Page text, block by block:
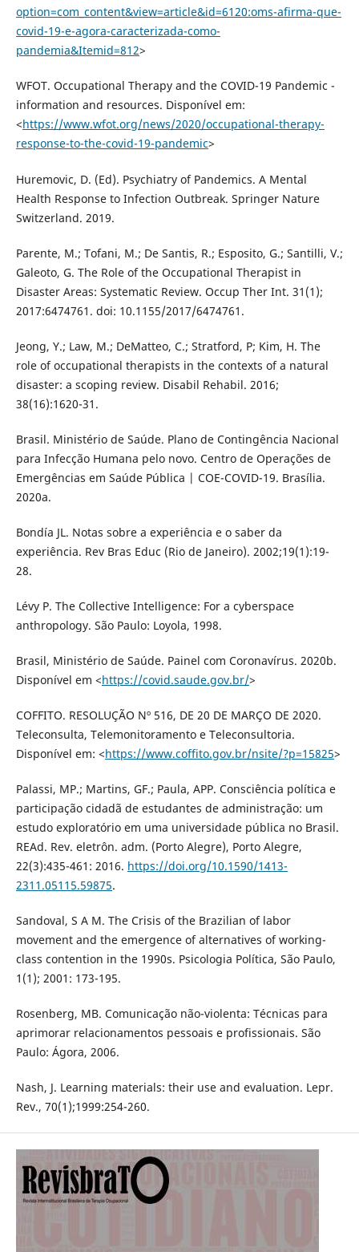
option=com_content&view=article&id=6120:oms-afirma-que-
covid-19-e-agora-caracterizada-como-
pandemia&Itemid=812>
WFOT. Occupational Therapy and the COVID-19 Pandemic -
information and resources. Disponível em:
<https://www.wfot.org/news/2020/occupational-therapy-
response-to-the-covid-19-pandemic>
Huremovic, D. (Ed). Psychiatry of Pandemics. A Mental
Health Response to Infection Outbreak. Springer Nature
Switzerland. 2019.
Parente, M.; Tofani, M.; De Santis, R.; Esposito, G.; Santilli, V.;
Galeoto, G. The Role of the Occupational Therapist in
Disaster Areas: Systematic Review. Occup Ther Int. 31(1);
2017:6474761. doi: 10.1155/2017/6474761.
Jeong, Y.; Law, M.; DeMatteo, C.; Stratford, P; Kim, H. The
role of occupational therapists in the contexts of a natural
disaster: a scoping review. Disabil Rehabil. 2016;
38(16):1620-31.
Brasil. Ministério de Saúde. Plano de Contingência Nacional
para Infecção Humana pelo novo. Centro de Operações de
Emergências em Saúde Pública | COE-COVID-19. Brasília.
2020a.
Bondía JL. Notas sobre a experiência e o saber da
experiência. Rev Bras Educ (Rio de Janeiro). 2002;19(1):19-
28.
Lévy P. The Collective Intelligence: For a cyberspace
anthropology. São Paulo: Loyola, 1998.
Brasil, Ministério de Saúde. Painel com Coronavírus. 2020b.
Disponível em <https://covid.saude.gov.br/>
COFFITO. RESOLUÇÃO Nº 516, DE 20 DE MARÇO DE 2020.
Teleconsulta, Telemonitoramento e Teleconsultoria.
Disponível em: <https://www.coffito.gov.br/nsite/?p=15825>
Palassi, MP.; Martins, GF.; Paula, APP. Consciência política e
participação cidadã de estudantes de administração: um
estudo exploratório em uma universidade pública no Brasil.
REAd. Rev. eletrôn. adm. (Porto Alegre), Porto Alegre,
22(3):435-461: 2016. https://doi.org/10.1590/1413-
2311.05115.59875.
Sandoval, S A M. The Crisis of the Brazilian of labor
movement and the emergence of alternatives of working-
class contention in the 1990s. Psicologia Política, São Paulo,
1(1); 2001: 173-195.
Rosenberg, MB. Comunicação não-violenta: Técnicas para
aprimorar relacionamentos pessoais e profissionais. São
Paulo: Ágora, 2006.
Nash, J. Learning materials: their use and evaluation. Lepr.
Rev., 70(1);1999:254-260.